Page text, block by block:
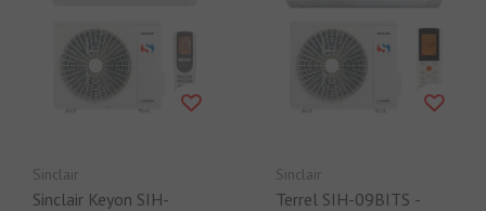
Sinclair
Sinclair Keyon SIH-
Sinclair
Terrel SIH-09BITS -